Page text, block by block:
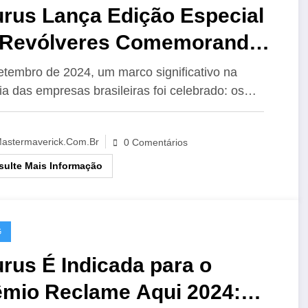
Lança Edição Especial
Comemorando
Anos da Rossi
de 2024, um marco significativo na
das empresas brasileiras foi celebrado: os…
0 Comentários
Mais Informação
É Indicada para o
Reclame Aqui 2024: